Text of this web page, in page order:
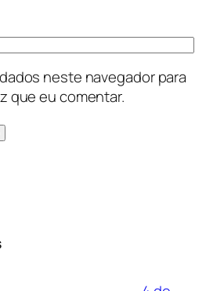
neste navegador para
que eu comentar.